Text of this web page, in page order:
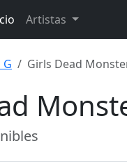
Artistas
Girls Dead